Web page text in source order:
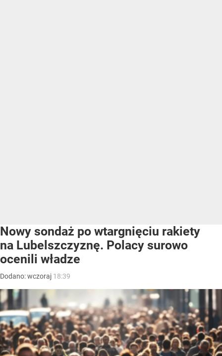
Nowy sondaż po wtargnięciu rakiety
na Lubelszczyznę. Polacy surowo
ocenili władze
Dodano:wczoraj 18:39